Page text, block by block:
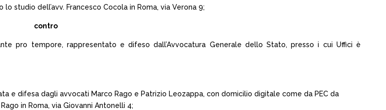
studio dell’avv. Francesco Cocola in Roma, via Verona 9;
contro
pro tempore, rappresentato e difeso dall’Avvocatura Generale dello Stato, presso i cui Uffici è
e difesa dagli avvocati Marco Rago e Patrizio Leozappa, con domicilio digitale come da PEC da
in Roma, via Giovanni Antonelli 4;